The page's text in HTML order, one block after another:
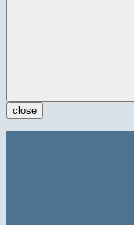
close